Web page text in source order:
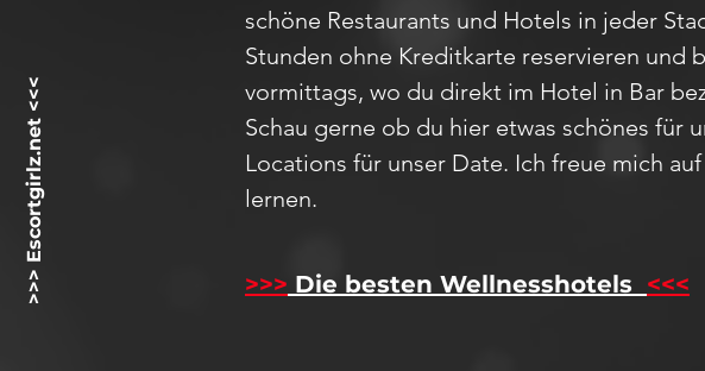
>>> Escortgirlz.net <<<
schöne Restaurants und Hotels in jeder
Stunden ohne Kreditkarte reservieren und
vormittags, wo du direkt im Hotel in Bar
Schau gerne ob du hier etwas schönes für
Locations für unser Date. Ich freue mich
lernen.
>>> Die besten Wellnesshotels <<<